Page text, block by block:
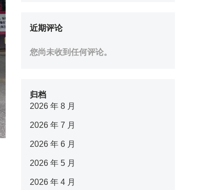
近期评论
您尚未收到任何评论。
归档
2026 年 8 月
2026 年 7 月
2026 年 6 月
2026 年 5 月
2026 年 4 月